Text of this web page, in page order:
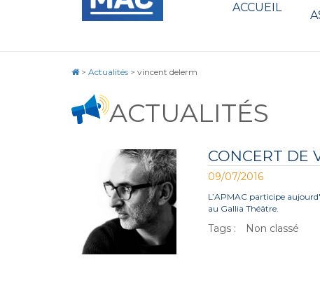
ACCUEIL
> Actualités > vincent delerm
ACTUALITÉS
CONCERT DE
09/07/2016
L’APMAC participe
au Gallia Théâtre.
Tags : Non classé